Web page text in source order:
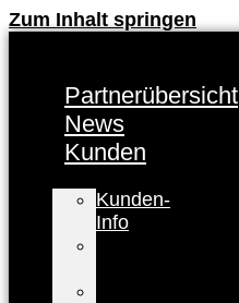
Zum Inhalt springen
Partnerübersicht
News
Kunden
Kunden-
Info